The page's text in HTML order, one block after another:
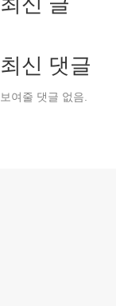
최신 댓글
보여줄 댓글 없음.